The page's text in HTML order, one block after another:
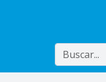
Buscar